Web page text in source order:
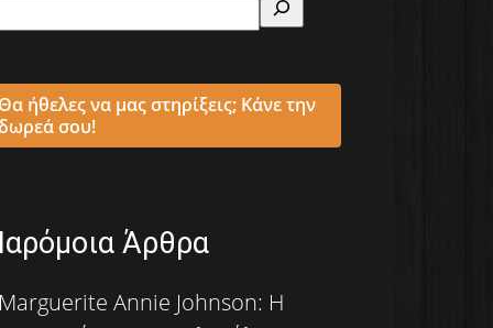
ήθελες να μας στηρίξεις; Κάνε την
σου!
Άρθρα
Annie Johnson: Η